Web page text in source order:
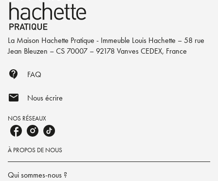
La Maison Hachette Pratique - Immeuble Louis Hachette – 58 rue
Jean Bleuzen – CS 70007 – 92178 Vanves CEDEX, France
contact_support FAQ
mail Nous écrire
NOS RÉSEAUX
À PROPOS DE NOUS
Qui sommes-nous ?